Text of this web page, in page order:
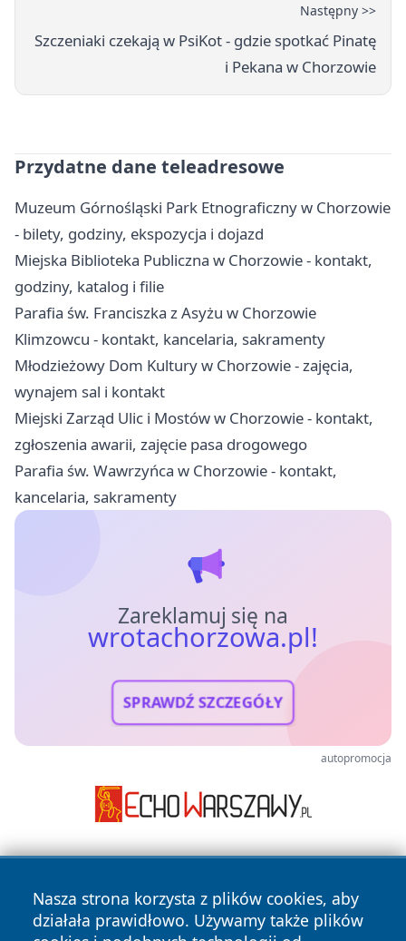
Następny >>
Szczeniaki czekają w PsiKot - gdzie spotkać Pinatę
i Pekana w Chorzowie
Przydatne dane teleadresowe
Muzeum Górnośląski Park Etnograficzny w Chorzowie
- bilety, godziny, ekspozycja i dojazd
Miejska Biblioteka Publiczna w Chorzowie - kontakt,
godziny, katalog i filie
Parafia św. Franciszka z Asyżu w Chorzowie
Klimzowcu - kontakt, kancelaria, sakramenty
Młodzieżowy Dom Kultury w Chorzowie - zajęcia,
wynajem sal i kontakt
Miejski Zarząd Ulic i Mostów w Chorzowie - kontakt,
zgłoszenia awarii, zajęcie pasa drogowego
Parafia św. Wawrzyńca w Chorzowie - kontakt,
kancelaria, sakramenty
Zareklamuj się na
wrotachorzowa.pl!
SPRAWDŹ SZCZEGÓŁY
autopromocja
Nasza strona korzysta z plików cookies, aby
działała prawidłowo. Używamy także plików